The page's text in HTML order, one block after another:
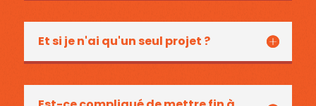
Et si je n'ai qu'un seul projet ?